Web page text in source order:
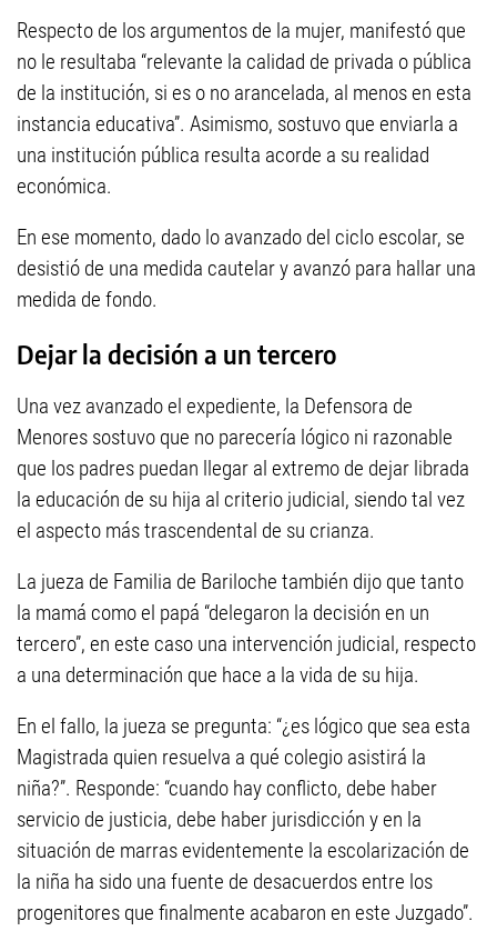
Respecto de los argumentos de la mujer, manifestó que
no le resultaba “relevante la calidad de privada o pública
de la institución, si es o no arancelada, al menos en esta
instancia educativa”. Asimismo, sostuvo que enviarla a
una institución pública resulta acorde a su realidad
económica.
En ese momento, dado lo avanzado del ciclo escolar, se
desistió de una medida cautelar y avanzó para hallar una
medida de fondo.
Dejar la decisión a un tercero
Una vez avanzado el expediente, la Defensora de
Menores sostuvo que no parecería lógico ni razonable
que los padres puedan llegar al extremo de dejar librada
la educación de su hija al criterio judicial, siendo tal vez
el aspecto más trascendental de su crianza.
La jueza de Familia de Bariloche también dijo que tanto
la mamá como el papá “delegaron la decisión en un
tercero”, en este caso una intervención judicial, respecto
a una determinación que hace a la vida de su hija.
En el fallo, la jueza se pregunta: “¿es lógico que sea esta
Magistrada quien resuelva a qué colegio asistirá la
niña?”. Responde: “cuando hay conflicto, debe haber
servicio de justicia, debe haber jurisdicción y en la
situación de marras evidentemente la escolarización de
la niña ha sido una fuente de desacuerdos entre los
progenitores que finalmente acabaron en este Juzgado”.